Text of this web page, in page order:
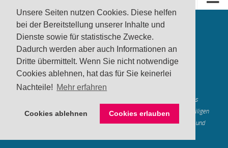
Unsere Seiten nutzen Cookies. Diese helfen
bei der Bereitstellung unserer Inhalte und
Dienste sowie für statistische Zwecke.
Dadurch werden aber auch Informationen an
Dritte übermittelt. Wenn Sie nicht notwendige
Cookies ablehnen, hat das für Sie keinerlei
Nachteile! Mehr erfahren
Cookies ablehnen Cookies erlauben
produktwarnung.eu- 2007-2026
Made in Gerstetten |Medienzentrum Gerstetten
Alle genannten Marken, Warenzeichen und Logos innerhalb dieses
Medienangebotes sind durch die Marken- und Urheberechte der jeweiligen
Rechteinhaber geschützt, und dienen lediglich der Berichterstattung und